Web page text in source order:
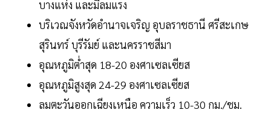
บางแห่ง และมีลมแรง
บริเวณจังหวัดอำนาจเจริญ อุบลราชธานี ศรีสะเกษ
สุรินทร์ บุรีรัมย์ และนครราชสีมา
อุณหภูมิต่ำสุด 18-20 องศาเซลเซียส
อุณหภูมิสูงสุด 24-29 องศาเซลเซียส
ลมตะวันออกเฉียงเหนือ ความเร็ว 10-30 กม./ชม.